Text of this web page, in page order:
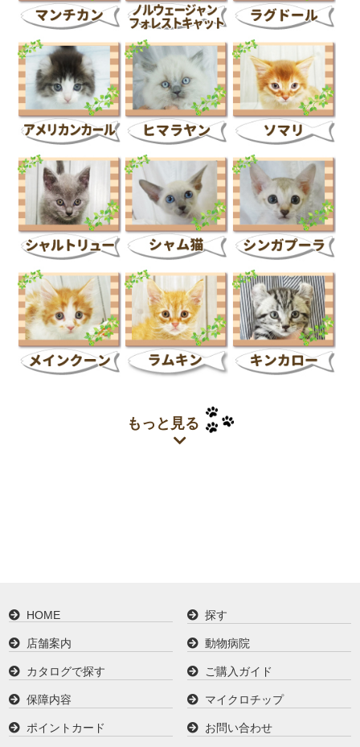
もっと見る
HOME 探す
店舗案内 動物病院
カタログで探す ご購入ガイド
保障内容 マイクロチップ
ポイントカード お問い合わせ